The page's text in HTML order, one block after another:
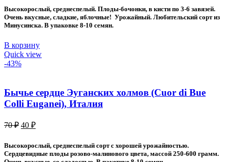
составляла
60 ₽.
30 ₽.
Высокорослый, среднеспелый. Плоды-бочонки, в кисти по 3-6 завязей.
Очень вкусные, сладкие, яблочные! Урожайный. Любительский сорт из
Минусинска. В упаковке 8-10 семян.
В корзину
Quick view
-43%
Бычье сердце Эуганских холмов (Cuor di Bue
Colli Euganei), Италия
70₽ Первоначальная
составляла
70 ₽.
40 ₽Текущая
40 ₽.
Высокорослый, среднеспелый сорт с хорошей урожайностью.
Сердцевидные плоды розово-малинового цвета, массой 250-600 грамм.